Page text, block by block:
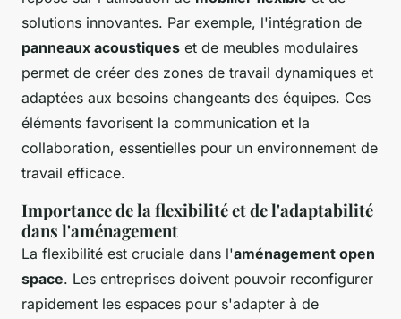
solutions innovantes. Par exemple, l'intégration de
panneaux acoustiques et de meubles modulaires
permet de créer des zones de travail dynamiques et
adaptées aux besoins changeants des équipes. Ces
éléments favorisent la communication et la
collaboration, essentielles pour un environnement de
travail efficace.
Importance de la flexibilité et de l'adaptabilité
dans l'aménagement
La flexibilité est cruciale dans l'aménagement open
space. Les entreprises doivent pouvoir reconfigurer
rapidement les espaces pour s'adapter à de